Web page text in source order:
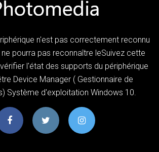
n'est pas correctement reconnu
ne pourra pas reconnaître leSuivez cette
l'état des supports du périphérique
Device Manager ( Gestionnaire de
Système d'exploitation Windows 10.